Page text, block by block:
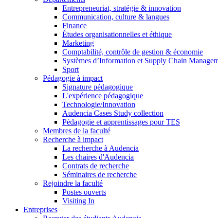
Entrepreneuriat, stratégie & innovation
Communication, culture & langues
Finance
Études organisationnelles et éthique
Marketing
Comptabilité, contrôle de gestion & économie
Systèmes d’Information et Supply Chain
Sport
Pédagogie à impact
Signature pédagogique
L'expérience pédagogique
Technologie/Innovation
Audencia Cases Study collection
Pédagogie et apprentissages pour TES
Membres de la faculté
Recherche à impact
La recherche à Audencia
Les chaires d'Audencia
Contrats de recherche
Séminaires de recherche
Rejoindre la faculté
Postes ouverts
Visiting In
Entreprises